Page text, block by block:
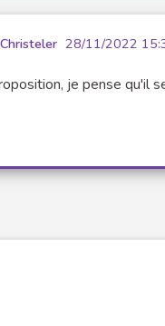
28/11/2022
je pense qu'il